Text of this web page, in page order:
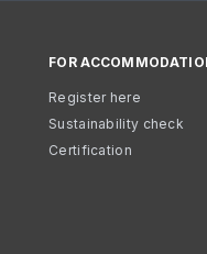
FOR
Register here
Sustainability check
Certification